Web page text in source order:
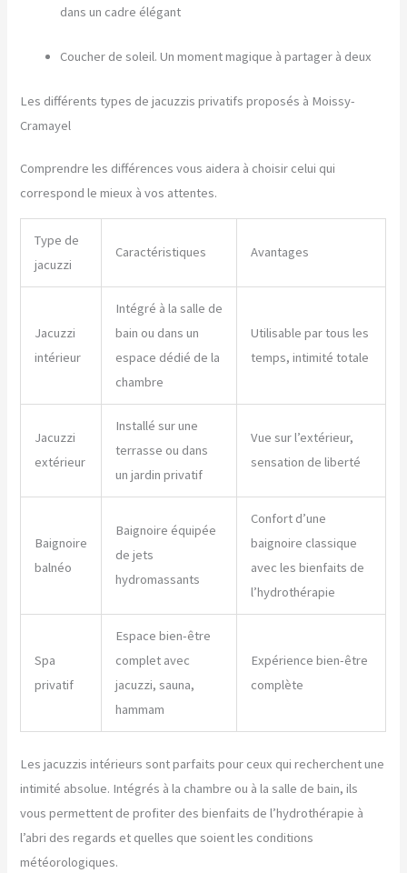
dans un cadre élégant
Coucher de soleil. Un moment magique à partager à deux
Les différents types de jacuzzis privatifs proposés à Moissy-
Cramayel
Comprendre les différences vous aidera à choisir celui qui
correspond le mieux à vos attentes.
Type de
jacuzzi
Caractéristiques Avantages
Jacuzzi
intérieur
Intégré à la salle de
bain ou dans un
espace dédié de la
chambre
Utilisable par tous les
temps, intimité totale
Jacuzzi
extérieur
Installé sur une
terrasse ou dans
un jardin privatif
Vue sur l’extérieur,
sensation de liberté
Baignoire
balnéo
Baignoire équipée
de jets
hydromassants
Confort d’une
baignoire classique
avec les bienfaits de
l’hydrothérapie
Spa
privatif
Espace bien-être
complet avec
jacuzzi, sauna,
hammam
Expérience bien-être
complète
Les jacuzzis intérieurs sont parfaits pour ceux qui recherchent une
intimité absolue. Intégrés à la chambre ou à la salle de bain, ils
vous permettent de profiter des bienfaits de l’hydrothérapie à
l’abri des regards et quelles que soient les conditions
météorologiques.